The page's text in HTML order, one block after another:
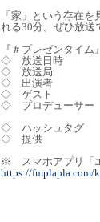
「家」という存在
れる30分。ぜひ放送
『＃プレゼンタイム』
◇ 放送日時 ：
◇ 放送局 ： か
◇ 出演者 ：
◇ ゲスト ： 芳
◇ プロデューサー
◇ ハッシュタグ
◇ 提供 ： ア
※ スマホアプリ「
https://fmplapla.com/